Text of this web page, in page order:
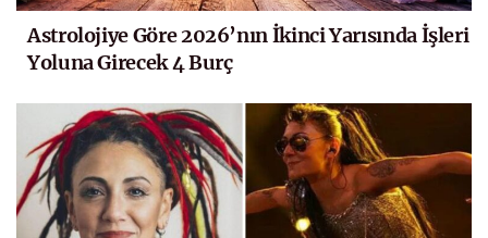
Astrolojiye Göre 2026’nın İkinci Yarısında İşleri
Yoluna Girecek 4 Burç